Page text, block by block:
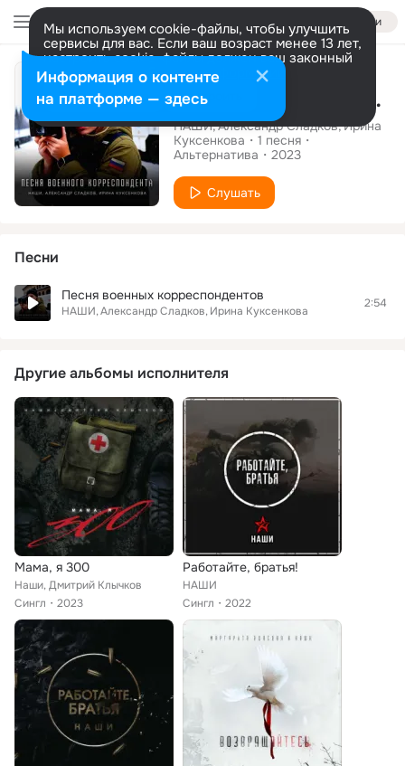
Войти
Мы используем cookie-файлы, чтобы улучшить
сервисы для вас. Если ваш возраст менее 13 лет,
настроить cookie-файлы должен ваш законный
представитель. Больше информации
Разрешить все Настроить Песня военных корреспондентов
НАШИ Александр Сладков Ирина
Куксенкова
1 песня
Альтернатива
2023
Слушать
Песни
Песня военных корреспондентов
НАШИ Александр Сладков Ирина Куксенкова
2:54
Другие альбомы исполнителя
Мама, я 300
Наши, Дмитрий Клычков
Сингл
2023
Работайте, братья!
НАШИ
Сингл
2022
Информация о контенте
на платформе — здесь